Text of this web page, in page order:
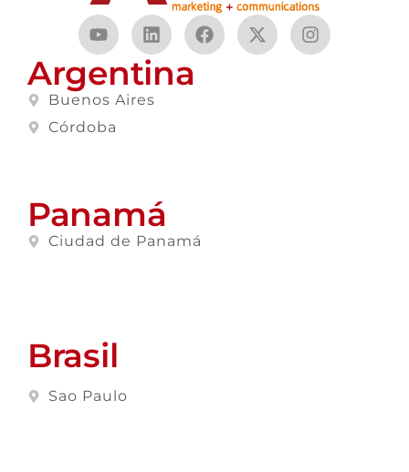
Argentina
Buenos Aires
Córdoba
Panamá
Ciudad de Panamá
Brasil
Sao Paulo